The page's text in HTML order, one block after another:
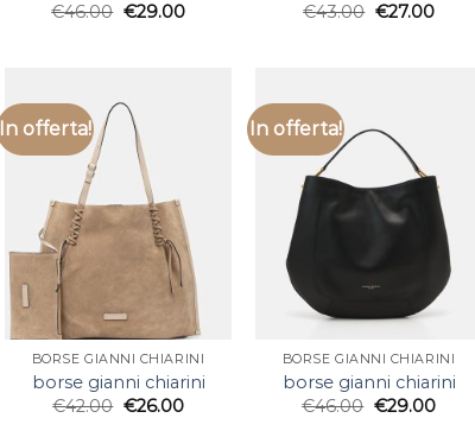
€46.00 €29.00
€43.00 €27.00
In offerta!
BORSE GIANNI CHIARINI
borse gianni chiarini
€42.00 €26.00
In offerta!
BORSE GIANNI CHIARINI
borse gianni chiarini
€46.00 €29.00